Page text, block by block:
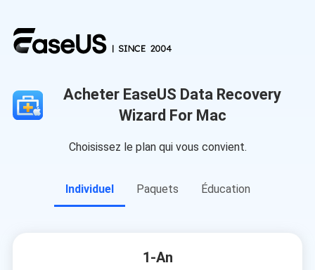
Acheter EaseUS Data Recovery
Wizard For Mac
Choisissez le plan qui vous convient.
Individuel Paquets Éducation
1-An